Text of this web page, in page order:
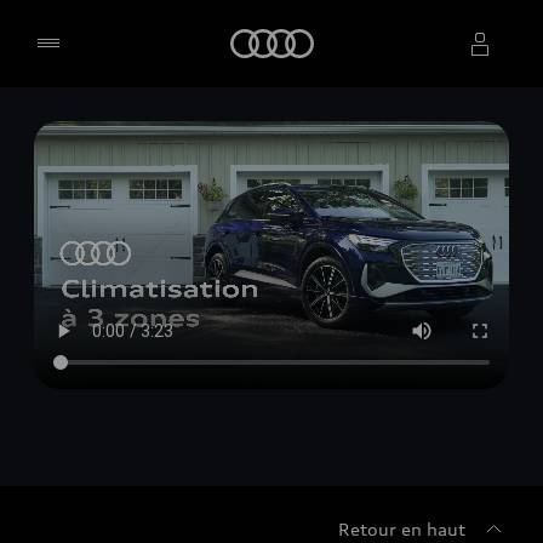
Sélectionner un concessionnaire
Retour en haut